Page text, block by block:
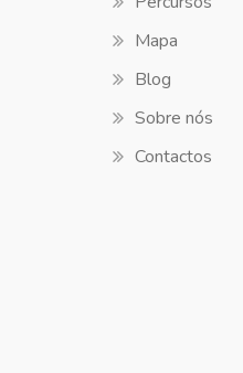
Mapa
Blog
Sobre nós
Contactos